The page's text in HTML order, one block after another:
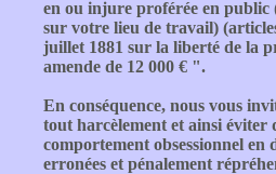
en ou injure proférée en
sur votre lieu de travail)
juillet 1881 sur la liberté de la
amende de 12 000 € ".
En conséquence, nous vous
tout harcèlement et ainsi éviter
comportement obsessionnel en
erronées et pénalement